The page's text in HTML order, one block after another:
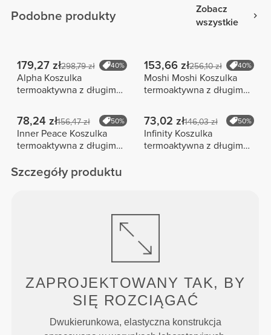
Podobne produkty
Zobacz
wszystkie
179,27 zł298,79 zł 40%
Alpha Koszulka
termoaktywna z długim
153,66 zł256,10 zł 40%
Moshi Moshi Koszulka
termoaktywna z długim
78,24 zł156,47 zł 50%
Inner Peace Koszulka
termoaktywna z długim
73,02 zł146,03 zł 50%
Infinity Koszulka
termoaktywna z długim
Szczegóły produktu
ZAPROJEKTOWANY TAK, BY
SIĘ ROZCIĄGAĆ
Dwukierunkowa, elastyczna konstrukcja